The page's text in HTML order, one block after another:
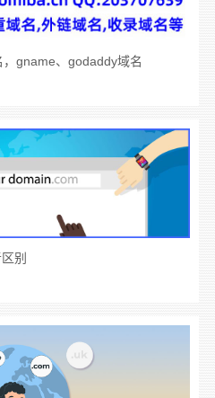
，gname、godaddy域名
别